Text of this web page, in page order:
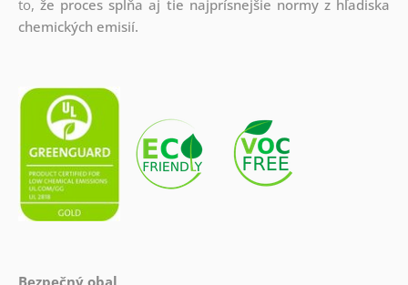
to,že proces spĺňa aj tie najprísnejšie normy z hľadiska
chemických emisií.
Bezpečný obal